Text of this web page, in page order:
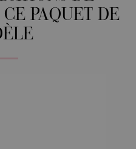
PAQUET DE